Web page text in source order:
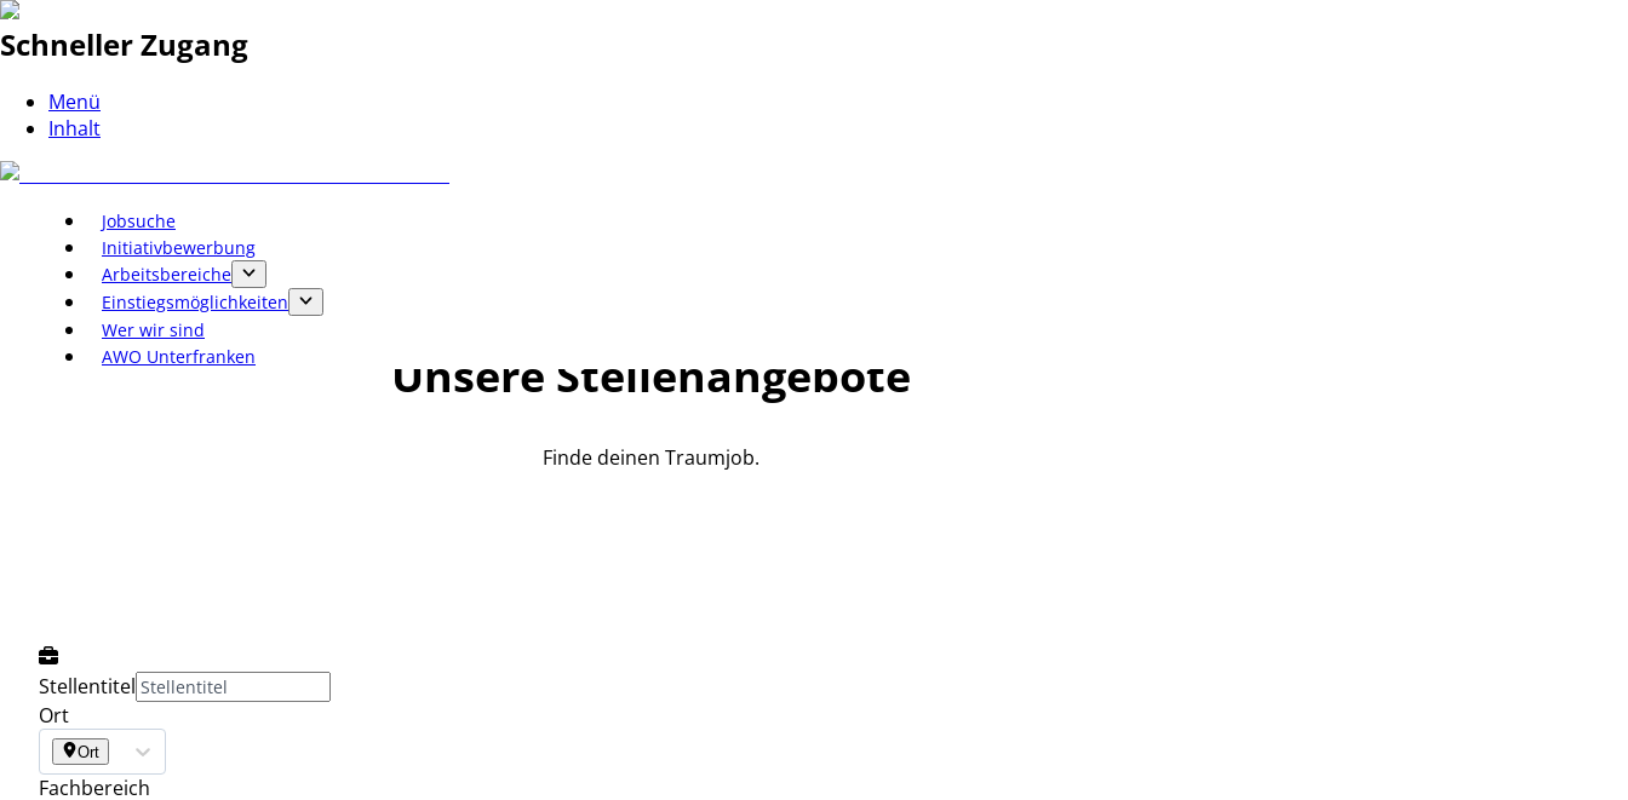
Schneller Zugang
Menü
Inhalt
Jobsuche
Initiativbewerbung
Arbeitsbereiche
Einstiegsmöglichkeiten
Wer wir sind
AWO Unterfranken
Unsere Stellenangebote
Finde deinen Traumjob.
Stellentitel
Ort
Ort
Fachbereich